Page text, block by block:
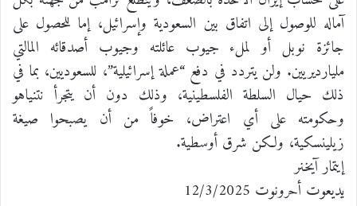
آماله للوصول إلى اتفاق بين السعودية وإسرائيل، إما للحصول على
جائزة نوبل أو لملء جيوب عائلته وجيوب أصدقائه المالتي
مليارديريين. ولن يتردد في دفع “عملة إسرائيلية”، للسعوديين، بما في
ذلك حيال السلطة الفلسطينية، وذلك دون أن يتجرأ نتنياهو
وحكومته على أي اعتراض، خوفاً من أن يصبحوا صيغة
زيلينسكية، ولكن شرق أوسطية.
إيتمار آيخنر
يديعوت أحرونوت 12/3/2025